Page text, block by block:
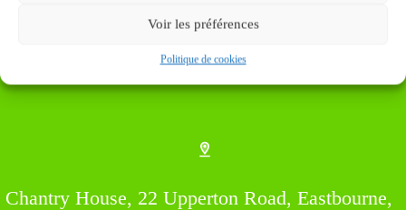
Voir les préférences
Politique de cookies
Chantry House, 22 Upperton Road, Eastbourne,